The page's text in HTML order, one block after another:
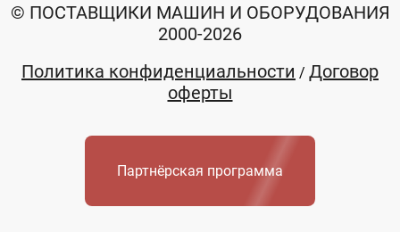
© ПОСТАВЩИКИ МАШИН И ОБОРУДОВАНИЯ
2000-2026
Политика конфиденциальности / Договор
оферты
Партнёрская программа